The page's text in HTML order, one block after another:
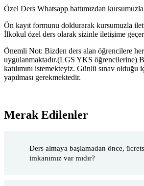
Özel Ders Whatsapp hattımızdan
Ön kayıt formunu doldurarak kursumuzla
İlkokul özel ders olarak sizinle iletişime
Önemli Not: Bizden ders alan öğrencilere
uygulanmaktadır.(LGS YKS öğrencilerine)
katılımını istemekteyiz. Günlü sınav
yapılması gerekmektedir.
Merak Edilenler
Ders almaya başlamadan önce,
imkanımız var mıdır?